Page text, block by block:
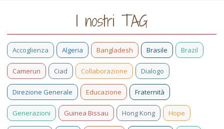
I nostri TAG
Accoglienza Algeria Bangladesh Brasile Brazil
Camerun Ciad Collaborazione Dialogo
Direzione Generale Educazione Fraternità
Generazioni Guinea Bissau Hong Kong Hope